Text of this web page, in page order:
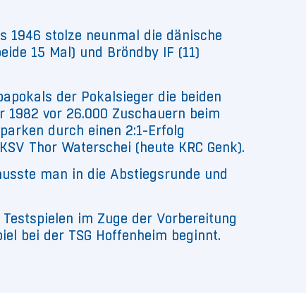
1946 stolze neunmal die dänische
15 Mal) und Bröndby IF (11)
der Pokalsieger die beiden
1982 vor 26.000 Zuschauern beim
durch einen 2:1-Erfolg
Thor Waterschei (heute KRC Genk).
man in die Abstiegsrunde und
im Zuge der Vorbereitung
bei der TSG Hoffenheim beginnt.